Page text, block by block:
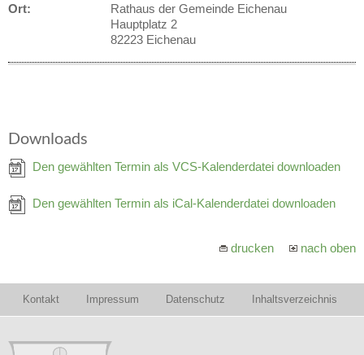
Ort:
Rathaus der Gemeinde Eichenau
Hauptplatz 2
82223 Eichenau
Downloads
Den gewählten Termin als VCS-Kalenderdatei downloaden
Den gewählten Termin als iCal-Kalenderdatei downloaden
drucken nach oben
Kontakt Impressum Datenschutz Inhaltsverzeichnis